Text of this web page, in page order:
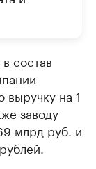
состав
выручку на 1
заводу
млрд руб. и